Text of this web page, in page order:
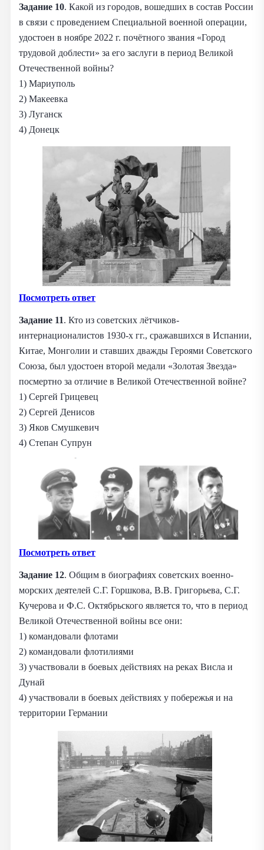
Задание 10. Какой из городов, вошедших в состав России
в связи с проведением Специальной военной операции,
удостоен в ноябре 2022 г. почётного звания «Город
трудовой доблести» за его заслуги в период Великой
Отечественной войны?
1) Мариуполь
2) Макеевка
3) Луганск
4) Донецк
Посмотреть ответ
Задание 11. Кто из советских лётчиков-
интернационалистов 1930-х гг., сражавшихся в Испании,
Китае, Монголии и ставших дважды Героями Советского
Союза, был удостоен второй медали «Золотая Звезда»
посмертно за отличие в Великой Отечественной войне?
1) Сергей Грицевец
2) Сергей Денисов
3) Яков Смушкевич
4) Степан Супрун
Посмотреть ответ
Задание 12. Общим в биографиях советских военно-
морских деятелей С.Г. Горшкова, В.В. Григорьева, С.Г.
Кучерова и Ф.С. Октябрьского является то, что в период
Великой Отечественной войны все они:
1) командовали флотами
2) командовали флотилиями
3) участвовали в боевых действиях на реках Висла и
Дунай
4) участвовали в боевых действиях у побережья и на
территории Германии